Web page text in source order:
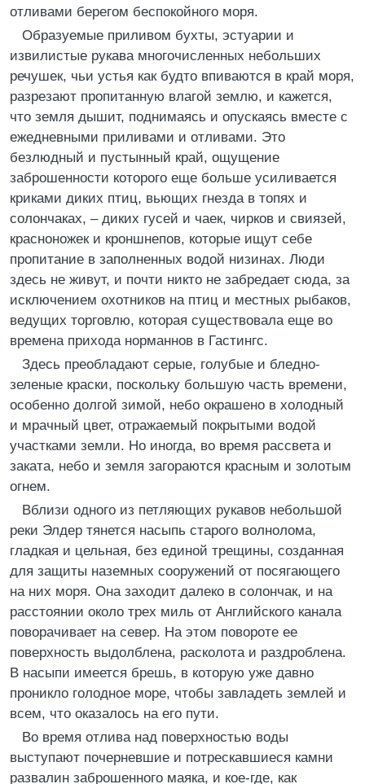
отливами берегом беспокойного моря.
Образуемые приливом бухты, эстуарии и
извилистые рукава многочисленных небольших
речушек, чьи устья как будто впиваются в край моря,
разрезают пропитанную влагой землю, и кажется,
что земля дышит, поднимаясь и опускаясь вместе с
ежедневными приливами и отливами. Это
безлюдный и пустынный край, ощущение
заброшенности которого еще больше усиливается
криками диких птиц, вьющих гнезда в топях и
солончаках, – диких гусей и чаек, чирков и свиязей,
красноножек и кроншнепов, которые ищут себе
пропитание в заполненных водой низинах. Люди
здесь не живут, и почти никто не забредает сюда, за
исключением охотников на птиц и местных рыбаков,
ведущих торговлю, которая существовала еще во
времена прихода норманнов в Гастингс.
Здесь преобладают серые, голубые и бледно-
зеленые краски, поскольку большую часть времени,
особенно долгой зимой, небо окрашено в холодный
и мрачный цвет, отражаемый покрытыми водой
участками земли. Но иногда, во время рассвета и
заката, небо и земля загораются красным и золотым
огнем.
Вблизи одного из петляющих рукавов небольшой
реки Элдер тянется насыпь старого волнолома,
гладкая и цельная, без единой трещины, созданная
для защиты наземных сооружений от посягающего
на них моря. Она заходит далеко в солончак, и на
расстоянии около трех миль от Английского канала
поворачивает на север. На этом повороте ее
поверхность выдолблена, расколота и раздроблена.
В насыпи имеется брешь, в которую уже давно
проникло голодное море, чтобы завладеть землей и
всем, что оказалось на его пути.
Во время отлива над поверхностью воды
выступают почерневшие и потрескавшиеся камни
развалин заброшенного маяка, и кое-где, как